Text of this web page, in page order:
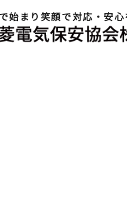
始まり笑顔で対応・安心